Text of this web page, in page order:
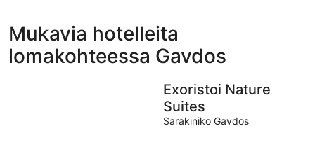
Mukavia hotelleita
lomakohteessa Gavdos
Exoristoi Nature
Suites
Sarakiniko Gavdos